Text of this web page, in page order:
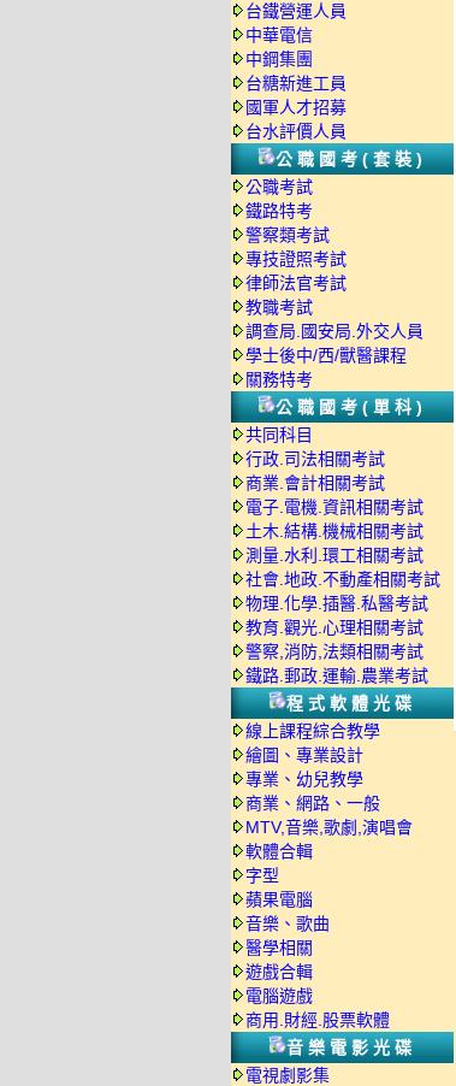
台鐵營運人員
中華電信
中鋼集團
台糖新進工員
國軍人才招募
台水評價人員
公職國考(套裝)
公職考試
鐵路特考
警察類考試
專技證照考試
律師法官考試
教職考試
調查局.國安局.外交人員
學士後中/西/獸醫課程
關務特考
公職國考(單科)
共同科目
行政.司法相關考試
商業.會計相關考試
電子.電機.資訊相關考試
土木.結構.機械相關考試
測量.水利.環工相關考試
社會.地政.不動產相關考試
物理.化學.插醫.私醫考試
教育.觀光.心理相關考試
警察,消防,法類相關考試
鐵路.郵政.運輸.農業考試
程式軟體光碟
線上課程綜合教學
繪圖、專業設計
專業、幼兒教學
商業、網路、一般
MTV,音樂,歌劇,演唱會
軟體合輯
字型
蘋果電腦
音樂、歌曲
醫學相關
遊戲合輯
電腦遊戲
商用.財經.股票軟體
音樂電影光碟
電視劇影集